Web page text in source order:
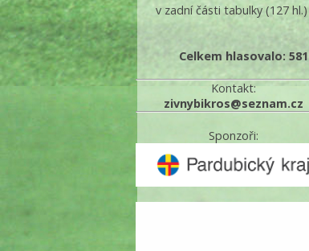
v zadní části tabulky (127 hl.)
Celkem hlasovalo: 581
Kontakt:
zivnybikros@seznam.cz
Sponzoři: